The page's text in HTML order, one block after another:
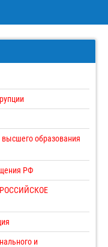
высшего образования
РФ
РОССИЙСКОЕ
и